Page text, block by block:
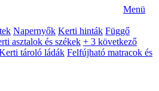
Menü
Napernyők Kerti hinták Függő
asztalok és székek + 3 következő
tároló ládák Felfújható matracok és